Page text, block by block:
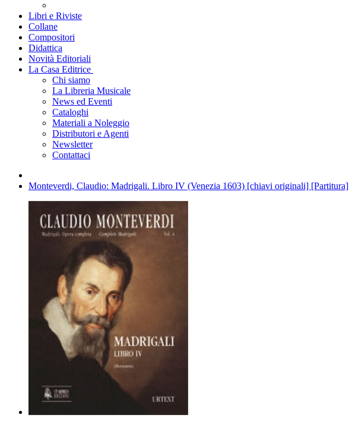
Libri e Riviste
Collane
Compositori
Didattica
Novità Editoriali
La Casa Editrice
Chi siamo
La Libreria Musicale
News ed Eventi
Cataloghi
Materiali a Noleggio
Distributori e Agenti
Newsletter
Contattaci
Monteverdi, Claudio: Madrigali. Libro IV (Venezia 1603) [chiavi originali] [Partitura]